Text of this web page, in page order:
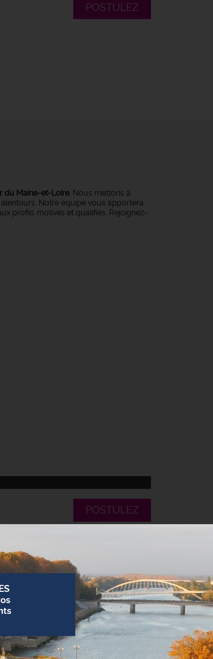
POSTULEZ
du Maine-et-Loire. Nous mettons à
Notre équipe vous apportera
profils motivés et qualifiés. Rejoignez-
POSTULEZ